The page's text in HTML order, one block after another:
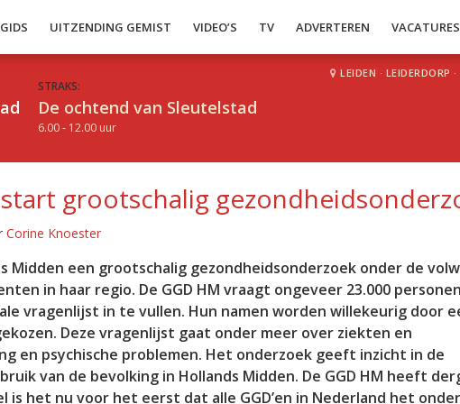
GIDS UITZENDING GEMIST VIDEO’S TV ADVERTEREN VACATURES
STRAKS:
De ochtend van Sleutelstad
6.00 - 12.00 uur
LEIDEN · LEIDERDORP ·
grootschalig
Corine Knoester
Midden een grootschalig gezondheidsonderzoek onder de
in haar regio. De GGD HM vraagt ongeveer 23.000
vragenlijst in te vullen. Hun namen worden willekeurig door
Deze vragenlijst gaat onder meer over ziekten en
en psychische problemen. Het onderzoek geeft inzicht in de
van de bevolking in Hollands Midden. De GGD HM heeft
het nu voor het eerst dat alle GGD’en in Nederland het